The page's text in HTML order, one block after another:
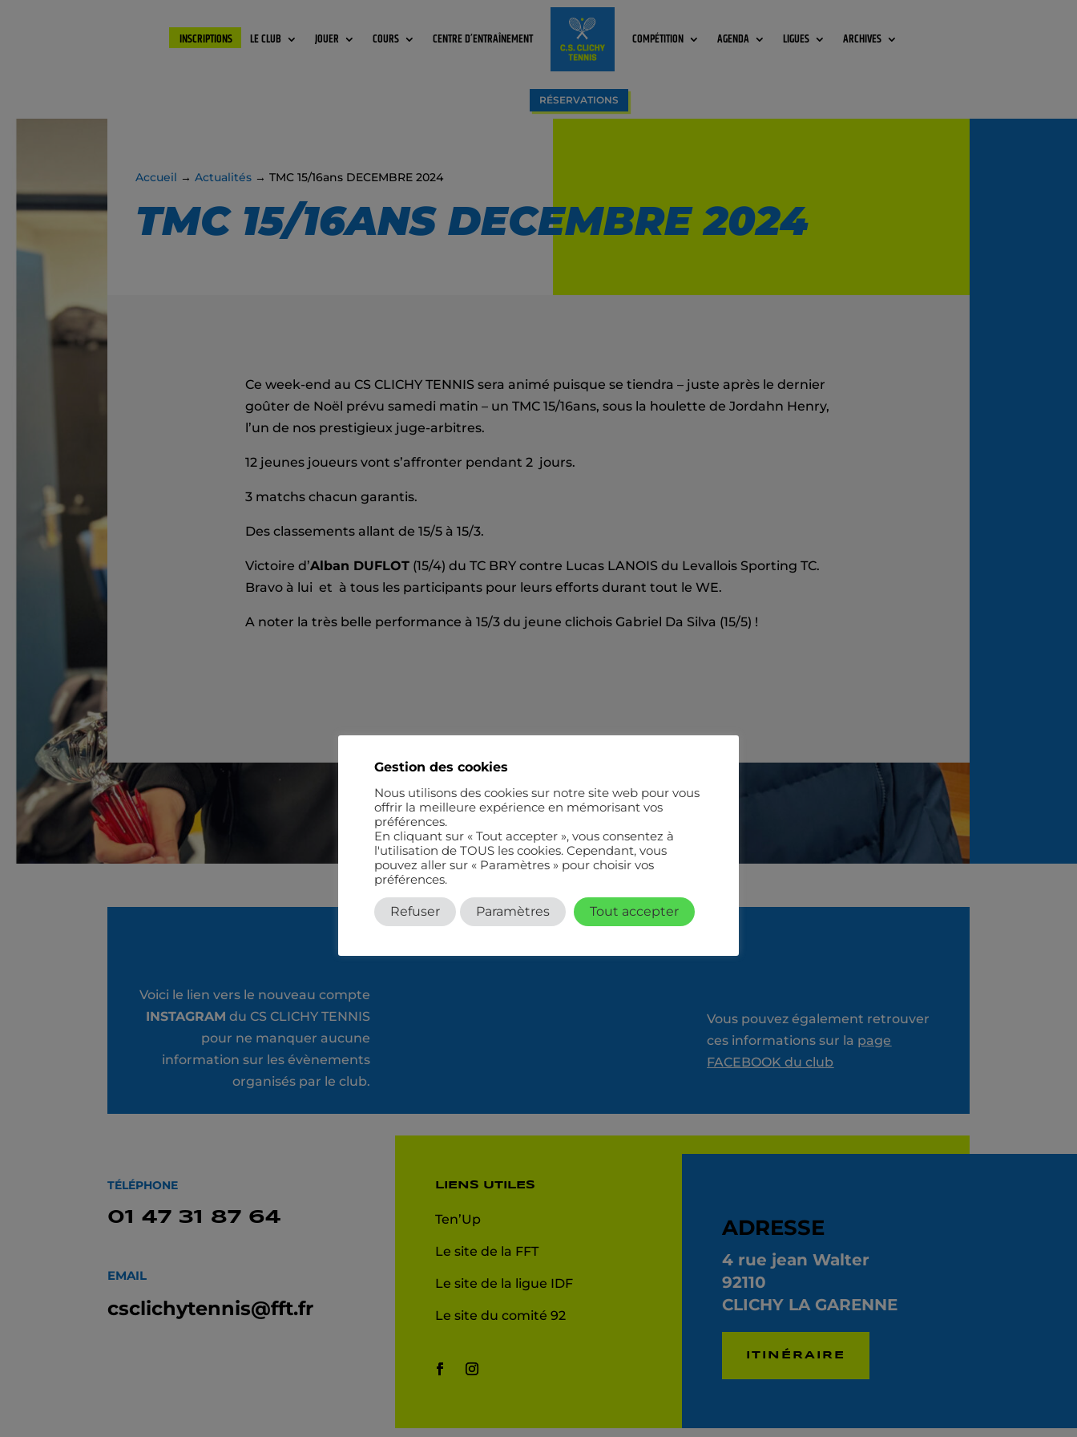
INSCRIPTIONS LE CLUB JOUER COURS CENTRE D’ENTRAÎNEMENT COMPÉTITION AGENDA LIGUES ARCHIVES
RÉSERVATIONS
Accueil →Actualités → TMC 15/16ans DECEMBRE 2024
TMC 15/16ANS DECEMBRE 2024
Ce week-end au CS CLICHY TENNIS sera animé puisque se tiendra – juste après le dernier
goûter de Noël prévu samedi matin – un TMC 15/16ans, sous la houlette de Jordahn Henry,
l’un de nos prestigieux juge-arbitres.
12 jeunes joueurs vont s’affronter pendant 2 jours.
3 matchs chacun garantis.
Des classements allant de 15/5 à 15/3.
Victoire d’Alban DUFLOT(15/4) du TC BRY contre Lucas LANOIS du Levallois Sporting TC.
Bravo à lui et à tous les participants pour leurs efforts durant tout le WE.
A noter la très belle performance à 15/3 du jeune clichois Gabriel Da Silva (15/5) !
Retour aux articles
Voici le lien vers le nouveau compte
INSTAGRAM du CS CLICHY TENNIS
pour ne manquer aucune
information sur les évènements
organisés par le club.
Vous pouvez également retrouver
ces informations sur la page
FACEBOOK du club
TÉLÉPHONE
01 47 31 87 64
EMAIL
csclichytennis@fft.fr
LIENS UTILES
Ten’Up
Le site de la FFT
Le site de la ligue IDF
Le site du comité 92
ADRESSE
4 rue jean Walter
92110
CLICHY LA GARENNE
ITINÉRAIRE
Gestion des cookies
Nous utilisons des cookies sur notre site web pour vous
offrir la meilleure expérience en mémorisant vos
préférences.
En cliquant sur « Tout accepter », vous consentez à
l'utilisation de TOUS les cookies. Cependant, vous
pouvez aller sur « Paramètres » pour choisir vos
préférences.
Refuser Paramètres Tout accepter